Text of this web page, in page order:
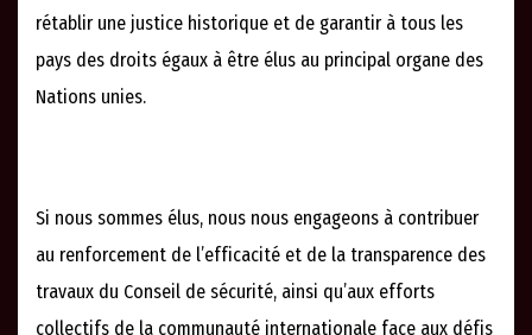
rétablir une justice historique et de garantir à tous les
pays des droits égaux à être élus au principal organe des
Nations unies.
Si nous sommes élus, nous nous engageons à contribuer
au renforcement de l’efficacité et de la transparence des
travaux du Conseil de sécurité, ainsi qu’aux efforts
collectifs de la communauté internationale face aux défis